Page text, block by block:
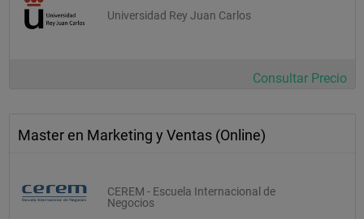
Universidad Rey Juan Carlos
Consultar Precio
Master en Marketing y Ventas (Online)
CEREM - Escuela Internacional de
Negocios